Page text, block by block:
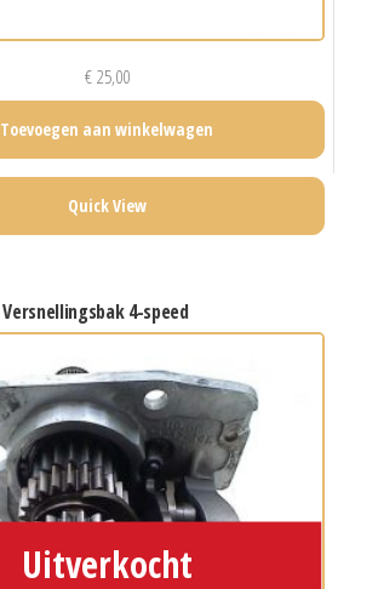
€25,00
Toevoegen aan winkelwagen
Quick View
versnellingsbak 4-speed